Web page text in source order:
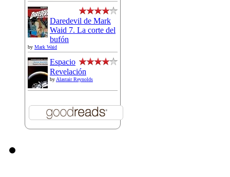
Daredevil de Mark
Waid 7. La corte del
bufón
by Mark Waid
Espacio
Revelación
byAlastair Reynolds